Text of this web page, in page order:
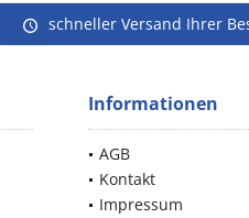
schneller Versand Ihrer
Informationen
AGB
Kontakt
Impressum